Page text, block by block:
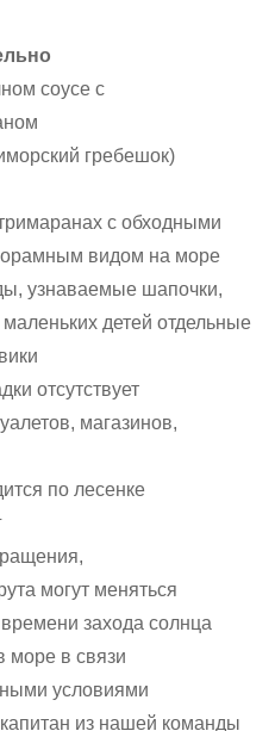
соусе с
гребешок)
с обходными
видом на море
узнаваемые шапочки,
детей отдельные
отсутствует
магазинов,
по лесенке
могут меняться
захода солнца
море в связи
условиями
из нашей команды